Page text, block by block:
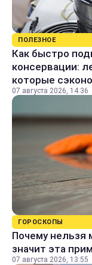
ПОЛЕЗНОЕ
Как быстро
консервации:
которые
07 августа 2026, 14:36
ГОРОСКОПЫ
Почему нельзя
значит эта
07 августа 2026, 13:55